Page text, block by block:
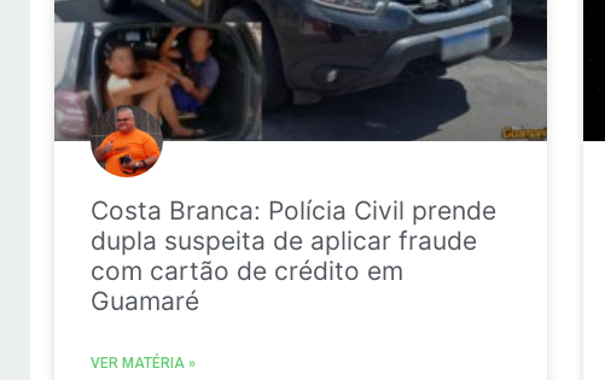
Costa Branca: Polícia Civil prende
dupla suspeita de aplicar fraude
com cartão de crédito em
Guamaré
VER MATÉRIA »